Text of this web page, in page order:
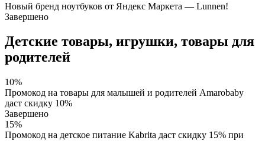
Новый бренд ноутбуков от Яндекс Маркета — Lunnen!
Завершено
Детские товары, игрушки, товары для
родителей
10%
Промокод на товары для малышей и родителей Amarobaby
даст скидку 10%
Завершено
15%
Промокод на детское питание Kabrita даст скидку 15% при